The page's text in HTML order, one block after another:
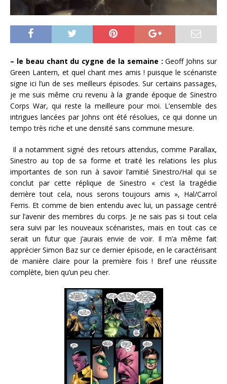
– le beau chant du cygne de la semaine : Geoff Johns sur
Green Lantern, et quel chant mes amis ! puisque le scénariste
signe ici l’un de ses meilleurs épisodes. Sur certains passages,
je me suis même cru revenu à la grande époque de Sinestro
Corps War, qui reste la meilleure pour moi. L’ensemble des
intrigues lancées par Johns ont été résolues, ce qui donne un
tempo très riche et une densité sans commune mesure.
Il a notamment signé des retours attendus, comme Parallax,
Sinestro au top de sa forme et traité les relations les plus
importantes de son run à savoir l’amitié Sinestro/Hal qui se
conclut par cette réplique de Sinestro « c’est la tragédie
derrière tout cela, nous serons toujours amis », Hal/Carrol
Ferris. Et comme de bien entendu avec lui, un passage centré
sur l’avenir des membres du corps. Je ne sais pas si tout cela
sera suivi par les nouveaux scénaristes, mais en tout cas ce
serait un futur que j’aurais envie de voir. Il m’a même fait
apprécier Simon Baz sur ce dernier épisode, en le caractérisant
de manière claire pour la première fois ! Bref une réussite
complète, bien qu’un peu cher.